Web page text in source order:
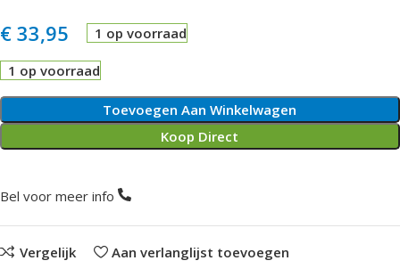
€ 33,95 1 op voorraad
1 op voorraad
Toevoegen Aan Winkelwagen
Koop Direct
Bel voor meer info
Vergelijk Aan verlanglijst toevoegen